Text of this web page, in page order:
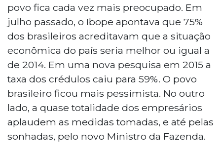
povo fica cada vez mais preocupado. Em
julho passado, o Ibope apontava que 75%
dos brasileiros acreditavam que a situação
econômica do país seria melhor ou igual a
de 2014. Em uma nova pesquisa em 2015 a
taxa dos crédulos caiu para 59%. O povo
brasileiro ficou mais pessimista. No outro
lado, a quase totalidade dos empresários
aplaudem as medidas tomadas, e até pelas
sonhadas, pelo novo Ministro da Fazenda.